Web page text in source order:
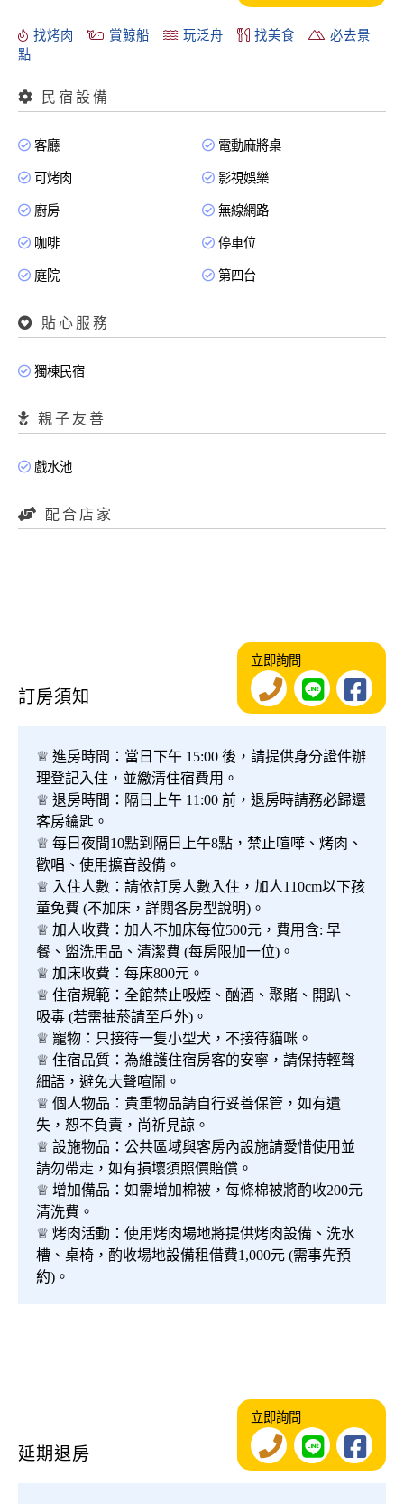
找烤肉 賞鯨船 玩泛舟 找美食
必去景
點
民宿設備
客廳 電動麻將桌
可烤肉 影視娛樂
廚房 無線網路
咖啡 停車位
庭院 第四台
貼心服務
獨棟民宿
親子友善
戲水池
配合店家
訂房須知
立即詢問
♕ 進房時間：當日下午 15:00 後，請提供身分證件辦
理登記入住，並繳清住宿費用。
♕ 退房時間：隔日上午 11:00 前，退房時請務必歸還
客房鑰匙。
♕ 每日夜間10點到隔日上午8點，禁止喧嘩、烤肉、
歡唱、使用擴音設備。
♕ 入住人數：請依訂房人數入住，加人110cm以下孩
童免費 (不加床，詳閱各房型說明)。
♕ 加人收費：加人不加床每位500元，費用含: 早
餐、盥洗用品、清潔費 (每房限加一位)。
♕ 加床收費：每床800元。
♕ 住宿規範：全館禁止吸煙、酗酒、聚賭、開趴、
吸毒 (若需抽菸請至戶外)。
♕ 寵物：只接待一隻小型犬，不接待貓咪。
♕ 住宿品質：為維護住宿房客的安寧，請保持輕聲
細語，避免大聲喧鬧。
♕ 個人物品：貴重物品請自行妥善保管，如有遺
失，恕不負責，尚祈見諒。
♕ 設施物品：公共區域與客房內設施請愛惜使用並
請勿帶走，如有損壞須照價賠償。
♕ 增加備品：如需增加棉被，每條棉被將酌收200元
清洗費。
♕ 烤肉活動：使用烤肉場地將提供烤肉設備、洗水
槽、桌椅，酌收場地設備租借費1,000元 (需事先預
約)。
延期退房
立即詢問